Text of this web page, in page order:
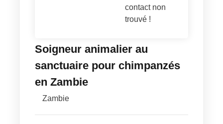
contact non
trouvé !
Soigneur animalier au
sanctuaire pour chimpanzés
en Zambie
Zambie